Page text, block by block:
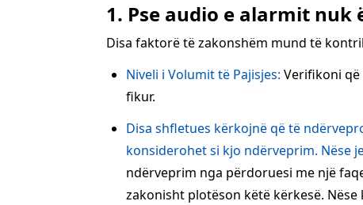
1. Pse audio e alarmit nuk
Disa faktorë të zakonshëm mund të
Niveli i Volumit të Pajisjes: Verifikoni
fikur.
Disa shfletues kërkojnë që të
konsiderohet si kjo ndërveprim. Nëse
ndërveprim nga përdoruesi me një
zakonisht plotëson këtë kërkesë.